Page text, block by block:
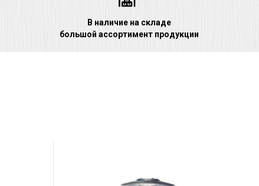
В наличие на складе
большой ассортимент продукции